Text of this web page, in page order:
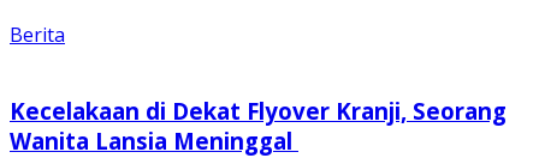
Berita
Kecelakaan di Dekat Flyover Kranji, Seorang
Wanita Lansia Meninggal